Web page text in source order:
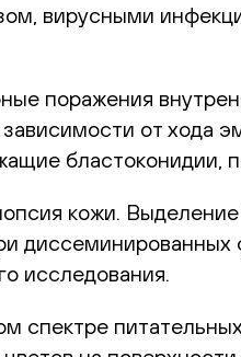
вирусными
поражения
от
бластоконидии,
кожи.
исследования.